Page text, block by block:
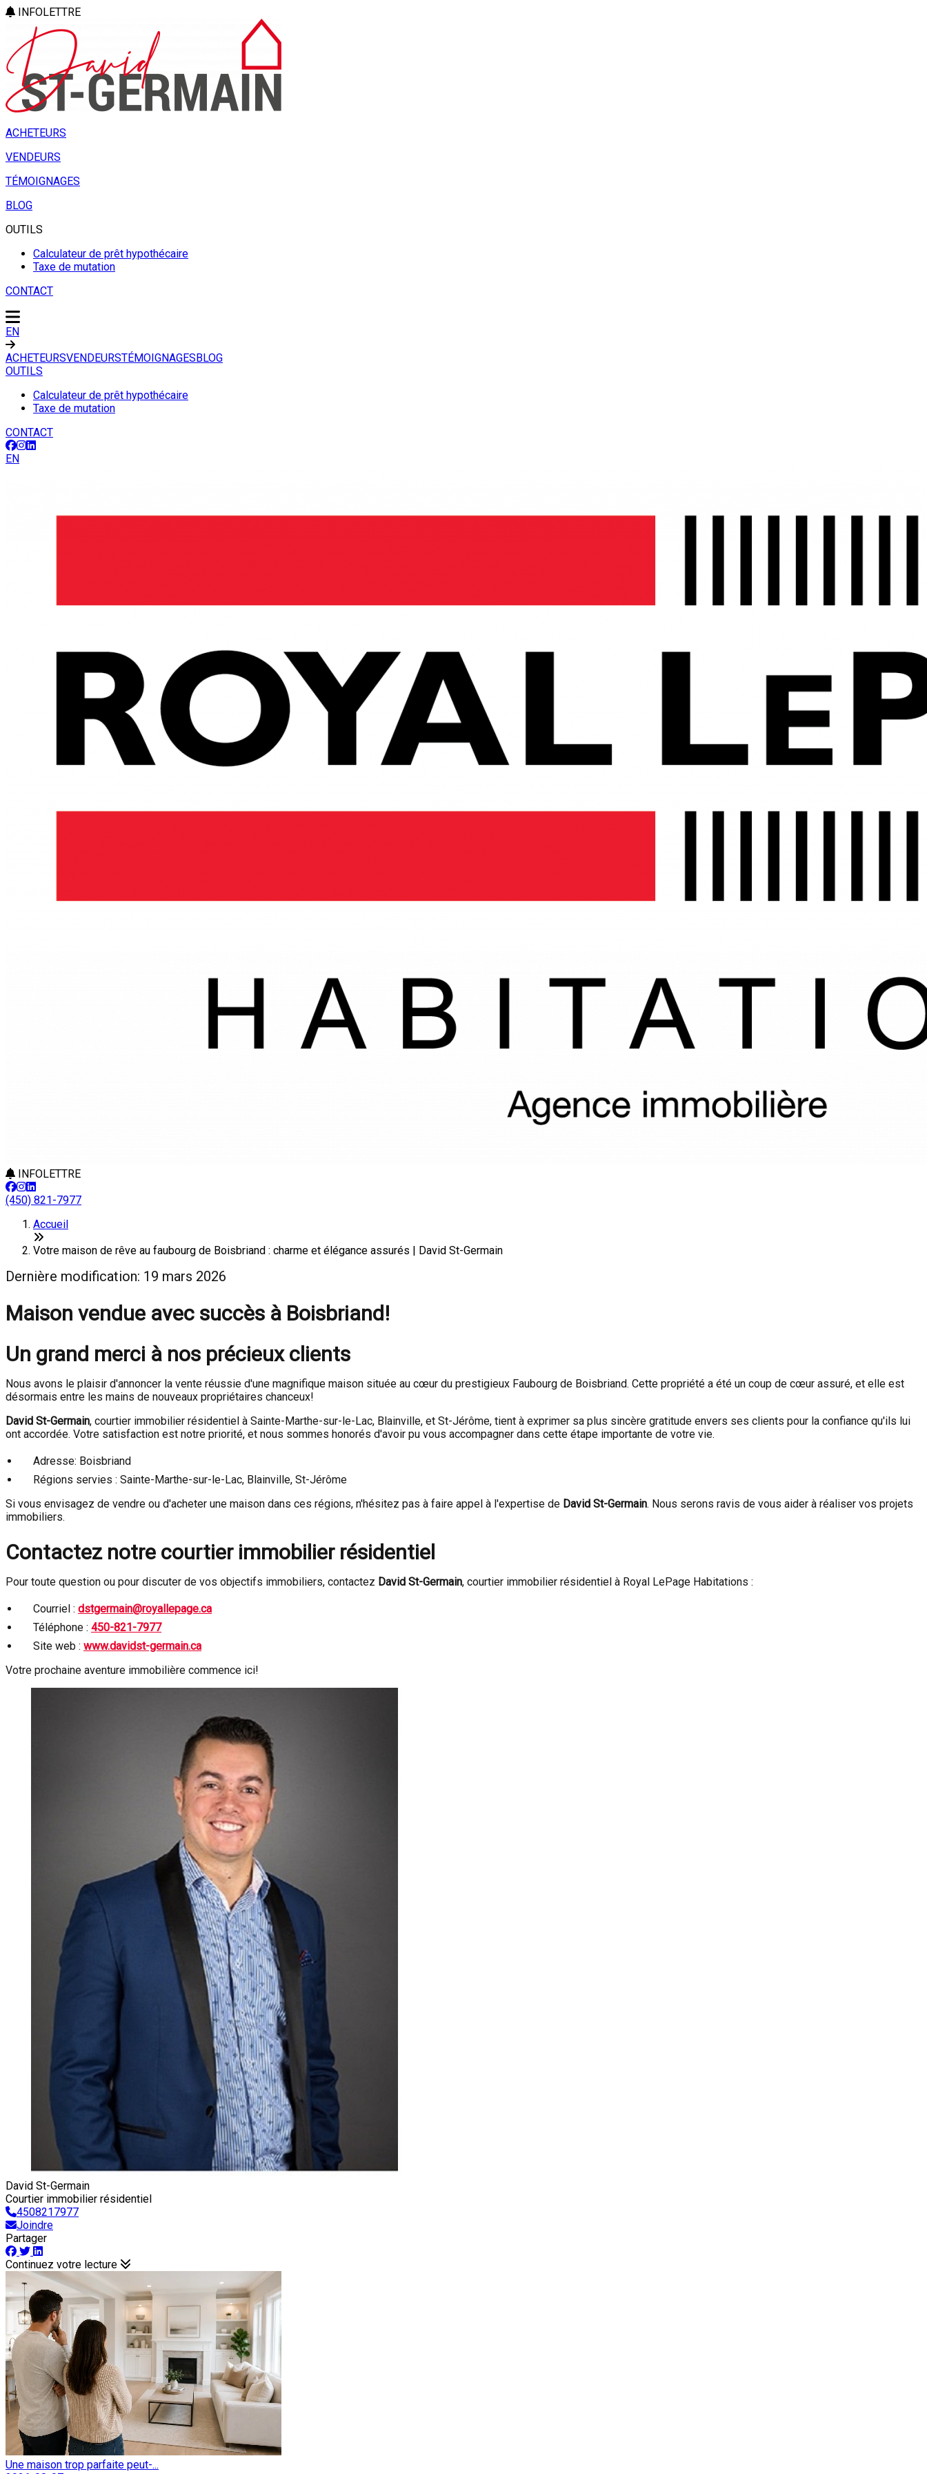
INFOLETTRE
ACHETEURS
VENDEURS
TÉMOIGNAGES
BLOG
OUTILS
Calculateur de prêt hypothécaire
Taxe de mutation
CONTACT
EN
ACHETEURSVENDEURSTÉMOIGNAGESBLOG
OUTILS
Calculateur de prêt hypothécaire
Taxe de mutation
CONTACT
EN
INFOLETTRE
(450) 821-7977
Accueil
Votre maison de rêve au faubourg de Boisbriand : charme et élégance assurés | David St-Germain
Dernière modification: 19 mars 2026
Maison vendue avec succès à Boisbriand!
Un grand merci à nos précieux clients
Nous avons le plaisir d'annoncer la vente réussie d'une magnifique maison située au cœur du prestigieux Faubourg de Boisbriand. Cette propriété a été un coup de cœur assuré, et elle est
désormais entre les mains de nouveaux propriétaires chanceux!
David St-Germain, courtier immobilier résidentiel à Sainte-Marthe-sur-le-Lac, Blainville, et St-Jérôme, tient à exprimer sa plus sincère gratitude envers ses clients pour la confiance qu'ils lui
ont accordée. Votre satisfaction est notre priorité, et nous sommes honorés d'avoir pu vous accompagner dans cette étape importante de votre vie.
Adresse: Boisbriand
Régions servies : Sainte-Marthe-sur-le-Lac, Blainville, St-Jérôme
Si vous envisagez de vendre ou d'acheter une maison dans ces régions, n'hésitez pas à faire appel à l'expertise de David St-Germain. Nous serons ravis de vous aider à réaliser vos projets
immobiliers.
Contactez notre courtier immobilier résidentiel
Pour toute question ou pour discuter de vos objectifs immobiliers, contactez David St-Germain, courtier immobilier résidentiel à Royal LePage Habitations :
Courriel : dstgermain@royallepage.ca
Téléphone : 450-821-7977
Site web : www.davidst-germain.ca
Votre prochaine aventure immobilière commence ici!
David St-Germain
Courtier immobilier résidentiel
4508217977
Joindre
Partager
Continuez votre lecture
Une maison trop parfaite peut-...